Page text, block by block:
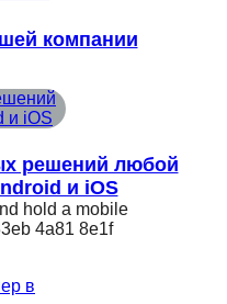
компании
решений любой
и iOS